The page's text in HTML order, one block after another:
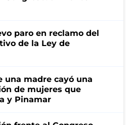
paro en reclamo del
de la Ley de
una madre cayó una
de mujeres que
y Pinamar